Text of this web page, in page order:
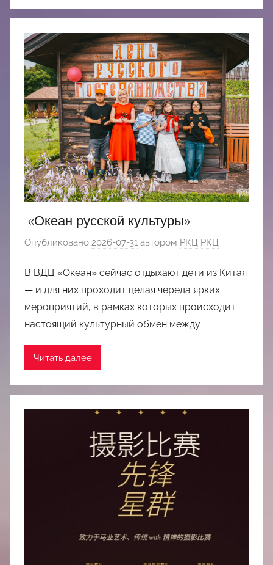
«Океан русской культуры»
Опубликовано 2026-07-31 автором РКЦ РКЦ
В ВДЦ «Океан» сейчас отдыхают дети из Китая
— и для них проходит целая череда ярких
мероприятий, в рамках которых происходит
настоящий культурный обмен между
Читать далее